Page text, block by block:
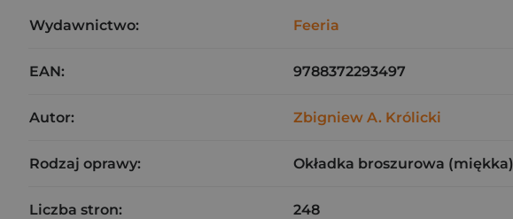
Wydawnictwo: Feeria
EAN: 9788372293497
Autor: Zbigniew A. Królicki
Rodzaj oprawy: Okładka broszurowa (miękka)
Liczba stron: 248